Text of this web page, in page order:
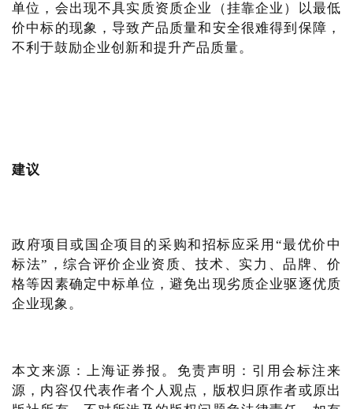
单位，会出现不具实质资质企业（挂靠企业）以最低
价中标的现象，导致产品质量和安全很难得到保障，
不利于鼓励企业创新和提升产品质量。
建议
政府项目或国企项目的采购和招标应采用“最优价中
标法”，综合评价企业资质、技术、实力、品牌、价
格等因素确定中标单位，避免出现劣质企业驱逐优质
企业现象。
本文来源：上海证券报。免责声明：引用会标注来
源，内容仅代表作者个人观点，版权归原作者或原出